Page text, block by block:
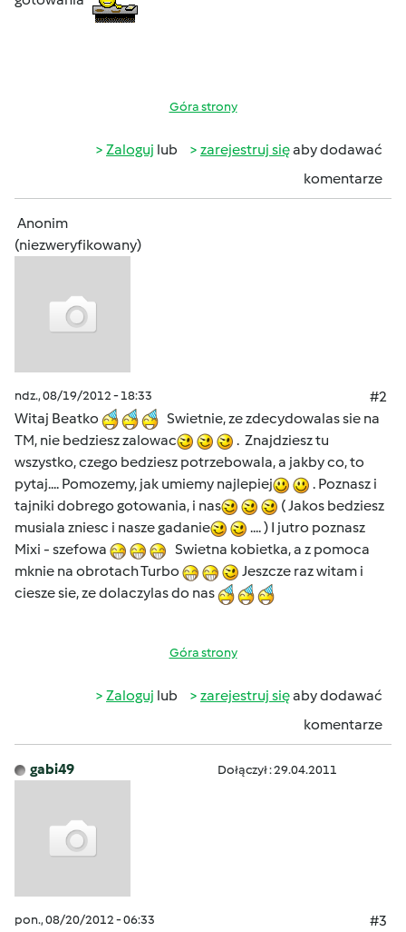
Góra strony
Zaloguj lub zarejestruj sięaby dodawać
komentarze
Anonim
(niezweryfikowany)
ndz., 08/19/2012 - 18:33
#2
Witaj Beatko
Swietnie, ze zdecydowalas sie na
TM, nie bedziesz zalowac
. Znajdziesz tu
wszystko, czego bedziesz potrzebowala, a jakby co, to
pytaj.... Pomozemy, jak umiemy najlepiej
. Poznasz i
tajniki dobrego gotowania, i nas
( Jakos bedziesz
musiala zniesc i nasze gadanie
.... ) I jutro poznasz
Mixi - szefowa
Swietna kobietka, a z pomoca
mknie na obrotach Turbo
Jeszcze raz witam i
ciesze sie, ze dolaczylas do nas
Góra strony
Zaloguj lub zarejestruj sięaby dodawać
komentarze
gabi49 Dołączył : 29.04.2011
pon., 08/20/2012 - 06:33
#3